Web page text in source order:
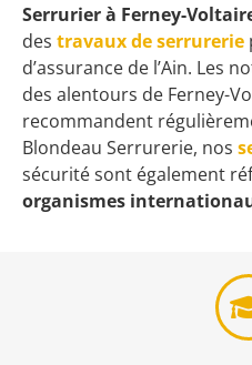
Serrurier à Ferney-
des travaux de serrurerie
d’assurance de l’Ain. Les
des alentours de Ferney-
recommandent
Blondeau Serrurerie, nos
sécurité sont également
organismes